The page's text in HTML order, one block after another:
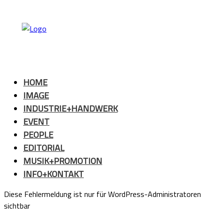
HOME
IMAGE
INDUSTRIE+HANDWERK
EVENT
PEOPLE
EDITORIAL
MUSIK+PROMOTION
INFO+KONTAKT
Diese Fehlermeldung ist nur für WordPress-Administratoren
sichtbar